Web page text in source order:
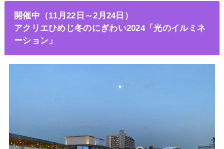
開催中（11月22日～2月24日）
アクリエひめじ冬のにぎわい2024「光のイルミネ
ーション」